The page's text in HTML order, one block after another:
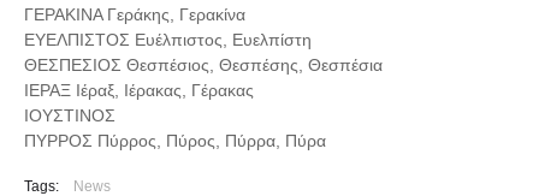
ΓΕΡΑΚΙΝΑ Γεράκης, Γερακίνα
ΕΥΕΛΠΙΣΤΟΣ Ευέλπιστος, Ευελπίστη
ΘΕΣΠΕΣΙΟΣ Θεσπέσιος, Θεσπέσης, Θεσπέσια
ΙΕΡΑΞ Ιέραξ, Ιέρακας, Γέρακας
ΙΟΥΣΤΙΝΟΣ
ΠΥΡΡΟΣ Πύρρος, Πύρος, Πύρρα, Πύρα
Tags: News